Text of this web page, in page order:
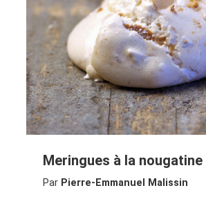
Meringues à la nougatine
Par Pierre-Emmanuel Malissin